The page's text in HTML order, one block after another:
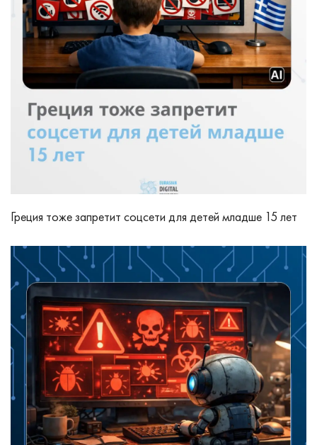
Греция тоже запретит соцсети для детей младше 15 лет